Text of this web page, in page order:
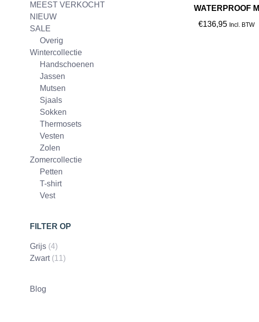
WATERPROOF M
€136,95 Incl. BTW
MEEST VERKOCHT
NIEUW
SALE
Overig
Wintercollectie
Handschoenen
Jassen
Mutsen
Sjaals
Sokken
Thermosets
Vesten
Zolen
Zomercollectie
Petten
T-shirt
Vest
FILTER OP
Grijs (4)
Zwart (11)
Blog